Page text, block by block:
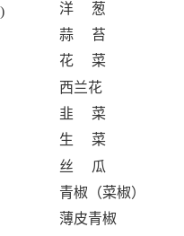
洋 葱
蒜 苔
花 菜
西兰花
韭 菜
生 菜
丝 瓜
青椒（菜椒）
薄皮青椒